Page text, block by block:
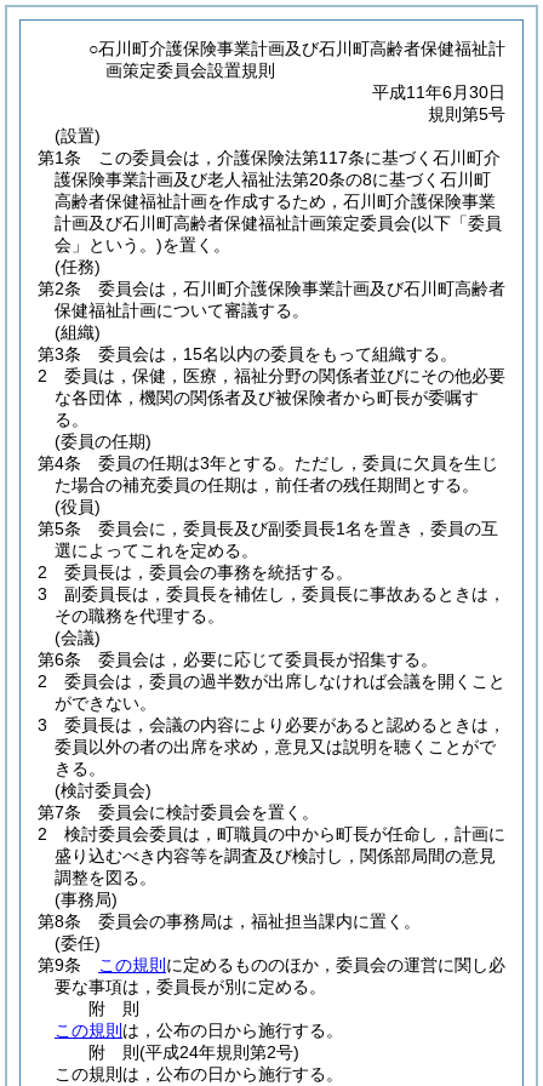
○石川町介護保険事業計画及び石川町高齢者保健福祉計
画策定委員会設置規則
平成11年6月30日
規則第5号
(設置)
第1条
この委員会は，介護保険法第117条に基づく石川町介
護保険事業計画及び老人福祉法第20条の8に基づく石川町
高齢者保健福祉計画を作成するため，石川町介護保険事業
計画及び石川町高齢者保健福祉計画策定委員会(以下「委員
会」という。)を置く。
(任務)
第2条
委員会は，石川町介護保険事業計画及び石川町高齢者
保健福祉計画について審議する。
(組織)
第3条
委員会は，15名以内の委員をもって組織する。
2
委員は，保健，医療，福祉分野の関係者並びにその他必要
な各団体，機関の関係者及び被保険者から町長が委嘱す
る。
(委員の任期)
第4条
委員の任期は3年とする。 ただし，委員に欠員を生じ
た場合の補充委員の任期は，前任者の残任期間とする。
(役員)
第5条
委員会に，委員長及び副委員長1名を置き，委員の互
選によってこれを定める。
2
委員長は，委員会の事務を統括する。
3
副委員長は，委員長を補佐し，委員長に事故あるときは，
その職務を代理する。
(会議)
第6条
委員会は，必要に応じて委員長が招集する。
2
委員会は，委員の過半数が出席しなければ会議を開くこと
ができない。
3
委員長は，会議の内容により必要があると認めるときは，
委員以外の者の出席を求め，意見又は説明を聴くことがで
きる。
(検討委員会)
第7条
委員会に検討委員会を置く。
2
検討委員会委員は，町職員の中から町長が任命し，計画に
盛り込むべき内容等を調査及び検討し，関係部局間の意見
調整を図る。
(事務局)
第8条
委員会の事務局は，福祉担当課内に置く。
(委任)
第9条
この規則 に定めるもののほか，委員会の運営に関し必
要な事項は，委員長が別に定める。
附 則
この規則 は，公布の日から施行する。
附 則(平成24年規則第2号)
この規則は，公布の日から施行する。